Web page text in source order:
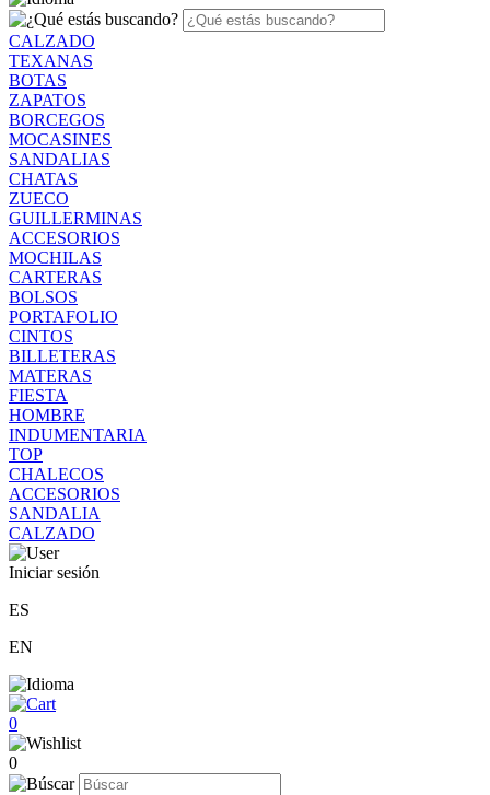
CALZADO
TEXANAS
BOTAS
ZAPATOS
BORCEGOS
MOCASINES
SANDALIAS
CHATAS
ZUECO
GUILLERMINAS
ACCESORIOS
MOCHILAS
CARTERAS
BOLSOS
PORTAFOLIO
CINTOS
BILLETERAS
MATERAS
FIESTA
HOMBRE
INDUMENTARIA
TOP
CHALECOS
ACCESORIOS
SANDALIA
CALZADO
Iniciar sesión
ES
EN
0
0